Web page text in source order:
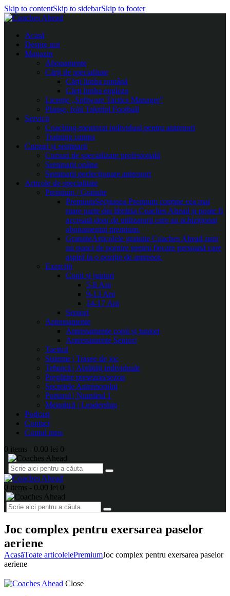
Skip to contentSkip to sidebarSkip to footer
Acasă
Despre noi
Magazin
Abonamente
Cărți de specialitate
Cărți limba română
Cărți limba engleza
Licențe „Software Tactics Manager”
Planșe, folii Taktifol Football
Servicii
Coaching-mentorat individual pentru antrenori
Training camps
Cursuri și seminarii
Cursuri de specializare profesională
Seminarii online
Seminarii perfecționare antrenori
Articole de specialitate
Premium / Gratuite
PremiumSecțiunea Premium conține cea mai
mare parte din librăria Coaches Ahead și poate fi
accesată doar de utilizatorii care au achiziționat
abonamentul premium.
GratuiteArticolele gratuite Coaches Ahead sunt
un punct de pornire pentru fiecare persoană care
aspiră la o poziție de antrenor.
Exerciții
Copii și juniori
5-8 Ani
9-13 Ani
14-17 Ani
Seniori
Antrenamente
Antrenamente copii și juniori
Antrenamente Seniori
Tactică
Sisteme | Trasee de joc
Tehnică | Abilități individuale
Pregătire presezon/sezon
Secretele Antrenorului
Portarul | Numărul 1
Metodică | Leadership
Podcast
Contact
Contul meu
0 items - 0.00 lei 0
0 items - 0.00 lei 0
Joc complex pentru exersarea paselor
aeriene
AcasăToate articolelePremiumJoc complex pentru exersarea paselor
aeriene
Close